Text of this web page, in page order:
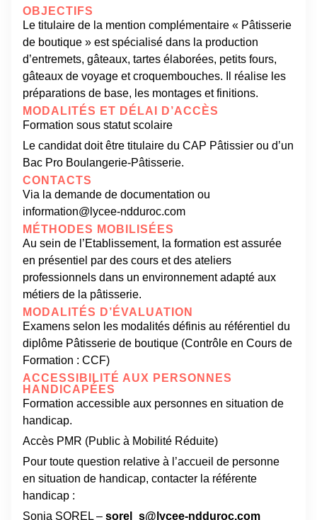
OBJECTIFS
Le titulaire de la mention complémentaire « Pâtisserie
de boutique » est spécialisé dans la production
d’entremets, gâteaux, tartes élaborées, petits fours,
gâteaux de voyage et croquembouches. Il réalise les
préparations de base, les montages et finitions.
MODALITÉS ET DÉLAI D’ACCÈS
Formation sous statut scolaire
Le candidat doit être titulaire du CAP Pâtissier ou d’un
Bac Pro Boulangerie-Pâtisserie.
CONTACTS
Via la demande de documentation ou
information@lycee-ndduroc.com
MÉTHODES MOBILISÉES
Au sein de l’Etablissement, la formation est assurée
en présentiel par des cours et des ateliers
professionnels dans un environnement adapté aux
métiers de la pâtisserie.
MODALITÉS D’ÉVALUATION
Examens selon les modalités définis au référentiel du
diplôme Pâtisserie de boutique (Contrôle en Cours de
Formation : CCF)
ACCESSIBILITÉ AUX PERSONNES
HANDICAPÉES
Formation accessible aux personnes en situation de
handicap.
Accès PMR (Public à Mobilité Réduite)
Pour toute question relative à l’accueil de personne
en situation de handicap, contacter la référente
handicap :
Sonia SOREL – sorel_s@lycee-ndduroc.com